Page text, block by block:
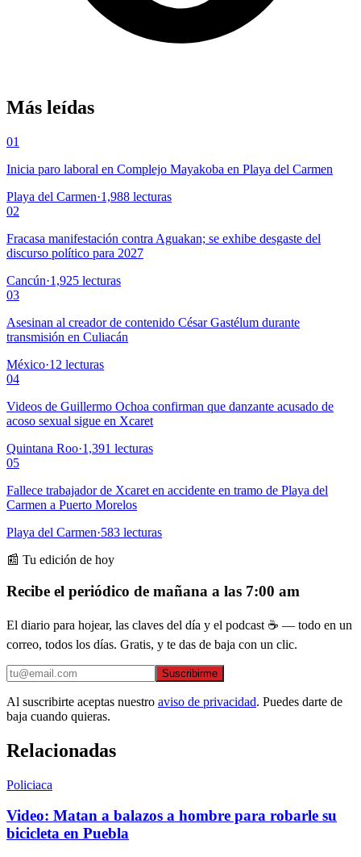
Más leídas
01
Inicia paro laboral en Complejo Mayakoba en Playa del Carmen
Playa del Carmen·1,988 lecturas
02
Fracasa manifestación contra Aguakan; se exhibe desgaste del
discurso político para 2027
Cancún·1,925 lecturas
03
Asesinan al creador de contenido César Gastélum durante
transmisión en Culiacán
México·12 lecturas
04
Videos de Guillermo Ochoa confirman que danzante acusado de
acoso sexual sigue en Xcaret
Quintana Roo·1,391 lecturas
05
Fallece trabajador de Xcaret en accidente en tramo de Playa del
Carmen a Puerto Morelos
Playa del Carmen·583 lecturas
📰 Tu edición de hoy
Recibe el periódico de mañana a las 7:00 am
El diario para hojear, las claves del día y el podcast ☕ — todo en un
correo, todos los días. Gratis, y te das de baja con un clic.
Suscribirme
Al suscribirte aceptas nuestro aviso de privacidad. Puedes darte de
baja cuando quieras.
Relacionadas
Policiaca
Video: Matan a balazos a hombre para robarle su
bicicleta en Puebla